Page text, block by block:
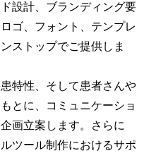
設計、ブランディング要
ゴ、フォント、テンプレ
ストップでご提供しま
特性、そして患者さんや
とに、コミュニケーショ
画立案します。さらに
ツール制作におけるサポ